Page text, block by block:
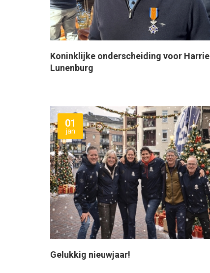
Koninklijke onderscheiding voor Harrie
Lunenburg
01
jan
Gelukkig nieuwjaar!